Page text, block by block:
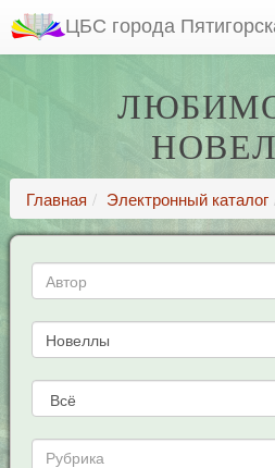
ЦБС города
Главная Электронный каталог